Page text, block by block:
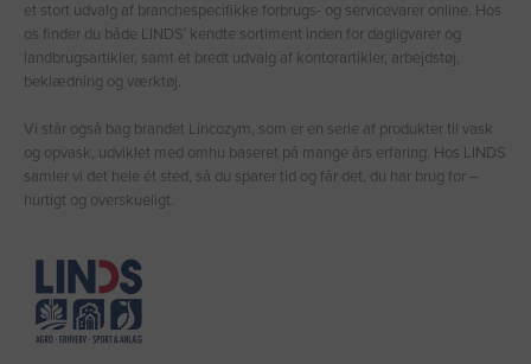
et stort udvalg af branchespecifikke forbrugs- og servicevarer online. Hos
os finder du både LINDS′ kendte sortiment inden for dagligvarer og
landbrugsartikler, samt et bredt udvalg af kontorartikler, arbejdstøj,
beklædning og værktøj.
Vi står også bag brandet Lincozym, som er en serie af produkter til vask
og opvask, udviklet med omhu baseret på mange års erfaring. Hos LINDS
samler vi det hele ét sted, så du sparer tid og får det, du har brug for –
hurtigt og overskueligt.